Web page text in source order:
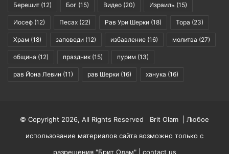
Берешит (12) Бог (15) Видео (20) Израиль (15)
Иосеф (12) Песах (22) Рав Ури Шерки (18) Тора (23)
Храм (18) заповеди (12) избавление (16) молитва (27)
община (12) праздник (15) пурим (13)
рав Йона Левин (11) рав Шерки (16) ханука (16)
© Copyright 2026, All Rights Reserved Brit Olam | Любое
использование материалов сайта возможно только с
разрешения "Брит Олам" | contact us